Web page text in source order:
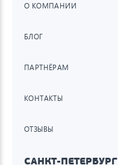
О КОМПАНИИ
БЛОГ
ПАРТНЁРАМ
КОНТАКТЫ
ОТЗЫВЫ
САНКТ-ПЕТЕРБУРГ